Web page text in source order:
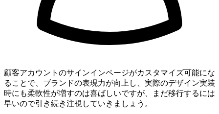
顧客アカウントのサインインページがカスタマイズ可能にな
ることで、ブランドの表現力が向上し、実際のデザイン実装
時にも柔軟性が増すのは喜ばしいですが、まだ移行するには
早いので引き続き注視していきましょう。